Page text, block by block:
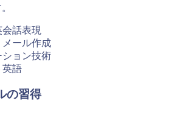
話表現
メール作成
ション技術
英語
の習得